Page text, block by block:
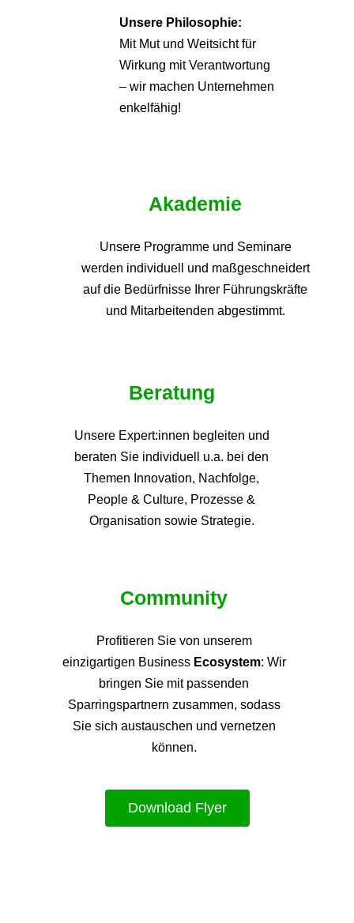
Unsere Philosophie:
Mit Mut und Weitsicht für
Wirkung mit Verantwortung
– wir machen Unternehmen
enkelfähig!
Akademie
Unsere Programme und Seminare
werden individuell und maßgeschneidert
auf die Bedürfnisse Ihrer Führungskräfte
und Mitarbeitenden abgestimmt.
Beratung
Unsere Expert:innen begleiten und
beraten Sie individuell u.a. bei den
Themen Innovation, Nachfolge,
People & Culture, Prozesse &
Organisation sowie Strategie.
Community
Profitieren Sie von unserem
einzigartigen Business Ecosystem: Wir
bringen Sie mit passenden
Sparringspartnern zusammen, sodass
Sie sich austauschen und vernetzen
können.
Download Flyer